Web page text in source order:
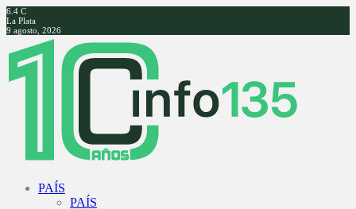
6.4 C
La Plata
9 agosto, 2026
Facebook
Twitter
Instagram
Youtube
PAÍS
PAÍS